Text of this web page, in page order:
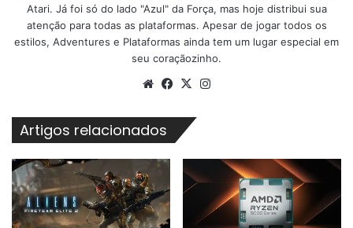
Atari. Já foi só do lado "Azul" da Força, mas hoje distribui sua
atenção para todas as plataformas. Apesar de jogar todos os
estilos, Adventures e Plataformas ainda tem um lugar especial em
seu coraçãozinho.
WebsiteFacebook
X
Artigos relacionados